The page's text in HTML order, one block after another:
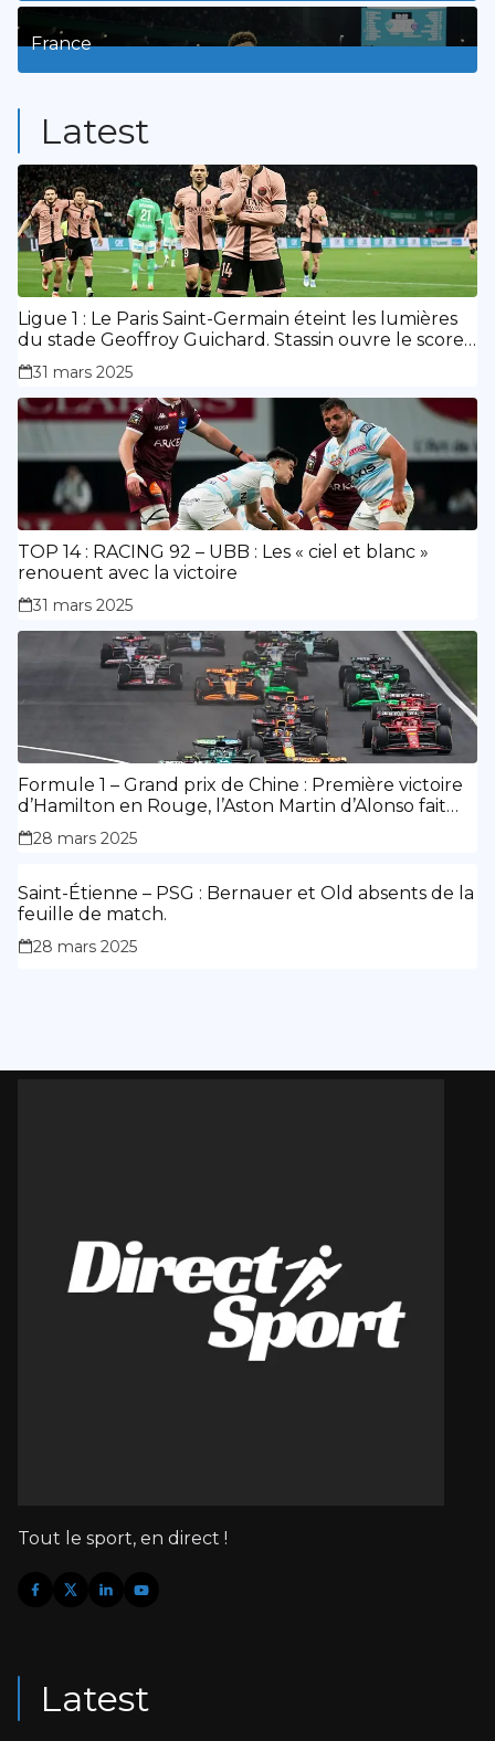
3Posts
France
Latest
Ligue 1 : Le Paris Saint-Germain éteint les lumières
du stade Geoffroy Guichard. Stassin ouvre le score,
doublé de Doué.
31 mars 2025
TOP 14 : RACING 92 – UBB : Les « ciel et blanc »
renouent avec la victoire
31 mars 2025
Formule 1 – Grand prix de Chine : Première victoire
d’Hamilton en Rouge, l’Aston Martin d’Alonso fait
des siennes.
28 mars 2025
Saint-Étienne – PSG : Bernauer et Old absents de la
feuille de match.
28 mars 2025
Tout le sport, en direct !
Latest